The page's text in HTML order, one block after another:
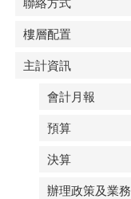
聯絡方式
樓層配置
主計資訊
會計月報
預算
決算
辦理政策及業